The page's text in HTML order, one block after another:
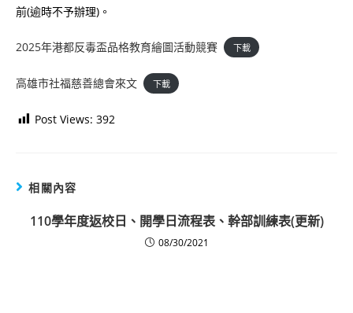
前(逾時不予辦理)。
2025年港都反毒盃品格教育繪圖活動競賽 下載
高雄市社福慈善總會來文 下載
Post Views: 392
相關內容
110學年度返校日、開學日流程表、幹部訓練表(更新)
08/30/2021